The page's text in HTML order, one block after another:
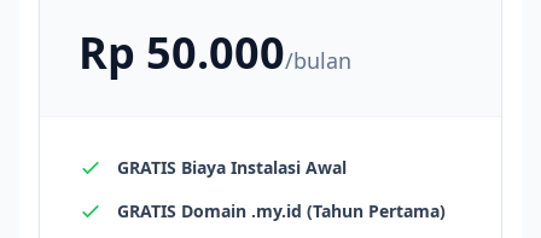
Rp 50.000/bulan
GRATIS Biaya Instalasi Awal
GRATIS Domain .my.id (Tahun Pertama)